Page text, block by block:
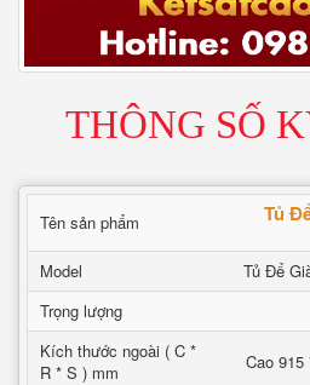
THÔNG SỐ
Tên sản phẩm Tủ
Model
Tủ Để
Trọng lượng
Kích thước ngoài ( C *
R * S ) mm
Cao 915